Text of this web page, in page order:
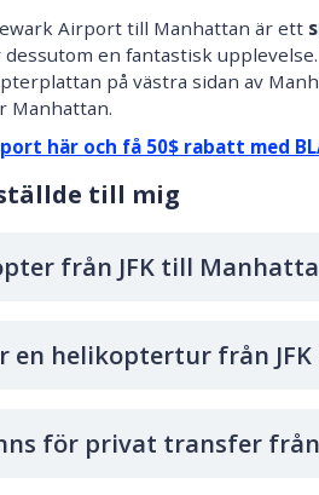
Airport till Manhattan är ett
en fantastisk
på västra sidan av
Manhattan.
här och få 50$ rabatt med
till mig
från JFK till
en helikoptertur från
för privat transfer